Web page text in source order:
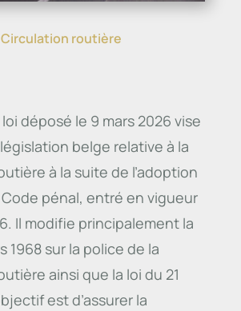
Circulation routière
déposé le 9 mars 2026 vise
belge relative à la
à la suite de l’adoption
pénal, entré en vigueur
Il modifie principalement la
1968 sur la police de la
ainsi que la loi du 21
est d’assurer la